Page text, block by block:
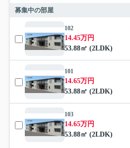
募集中の部屋
102
14.45万円
53.88㎡ (2LDK)
101
14.65万円
53.88㎡ (2LDK)
103
14.65万円
53.88㎡ (2LDK)